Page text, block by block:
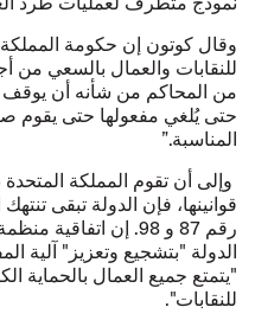
وقال كوتون إن حكومة المملكة
للنقابات والعمال بالسعي
من المحاكم من شأنه أن يوقف
حتى يُلغي مفعولها حتى يقوم
المناسبة.”
وإلى أن تقوم المملكة
قوانينها، فإن الدولة تبقى تنتهك
رقم 87
و 98
الدولة "بتشجيع وتعزيز" آلية
"يتمتع جميع العمال بالحماية
للنقابات".